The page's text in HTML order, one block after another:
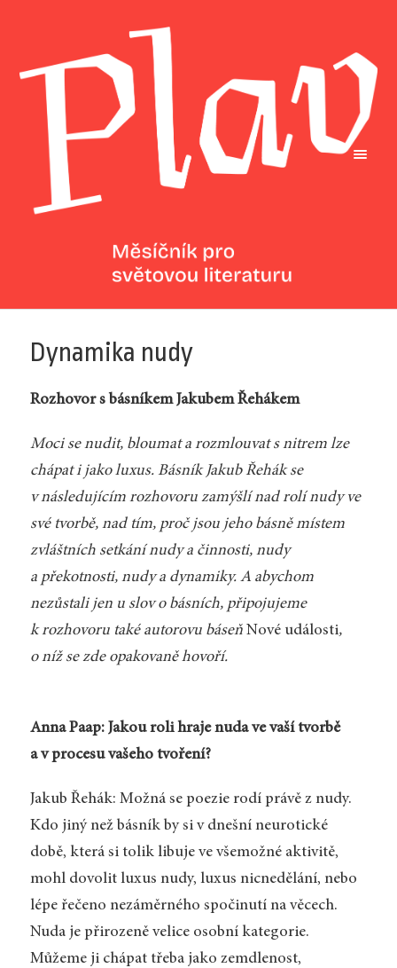
Dynamika nudy
Rozhovor s básníkem Jakubem Řehákem
Moci se nudit, bloumat a rozmlouvat s nitrem lze
chápat i jako luxus. Básník Jakub Řehák se
v následujícím rozhovoru zamýšlí nad rolí nudy ve
své tvorbě, nad tím, proč jsou jeho básně místem
zvláštních setkání nudy a činnosti, nudy
a překotnosti, nudy a dynamiky. A abychom
nezůstali jen u slov o básních, připojujeme
k rozhovoru také autorovu báseň Nové události,
o níž se zde opakovaně hovoří.
Anna Paap: Jakou roli hraje nuda ve vaší tvorbě
a v procesu vašeho tvoření?
Jakub Řehák: Možná se poezie rodí právě z nudy.
Kdo jiný než básník by si v dnešní neurotické
době, která si tolik libuje ve všemožné aktivitě,
mohl dovolit luxus nudy, luxus nicnedělání, nebo
lépe řečeno nezáměrného spočinutí na věcech.
Nuda je přirozeně velice osobní kategorie.
Můžeme ji chápat třeba jako zemdlenost,